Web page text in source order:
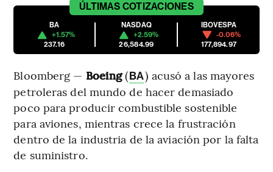
ÚLTIMAS COTIZACIONES
BA
+1.57%
237.16
NASDAQ
+2.59%
26,584.99
IBOVESPA
-0.06%
177,894.97
Bloomberg — Boeing(BA) acusó a las mayores
petroleras del mundo de hacer demasiado
poco para producir combustible sostenible
para aviones, mientras crece la frustración
dentro de la industria de la aviación por la falta
de suministro.